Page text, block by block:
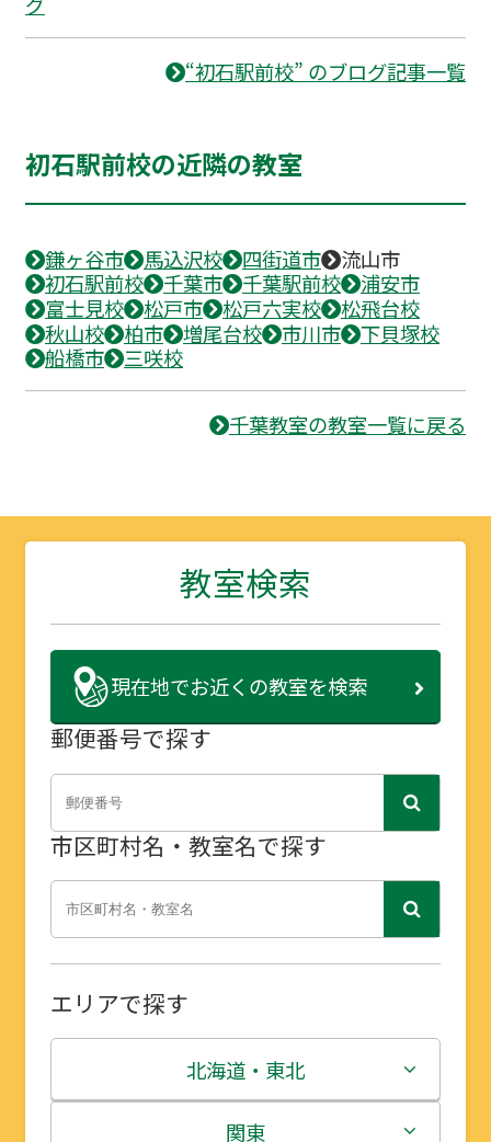
“初石駅前校” のブログ記事一覧
初石駅前校の近隣の教室
鎌ヶ谷市 馬込沢校 四街道市
流山市
初石駅前校
千葉市 千葉駅前校
浦安市
富士見校
松戸市 松戸六実校
松飛台校
秋山校
柏市 増尾台校 市川市
下貝塚校
船橋市
三咲校
千葉教室の教室一覧に戻る
教室検索
現在地でお近くの教室を検索
郵便番号で探す
市区町村名・教室名で探す
エリアで探す
北海道・東北
北海道
関東